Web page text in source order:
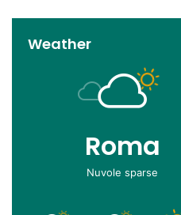
Weather
Roma
Nuvole sparse